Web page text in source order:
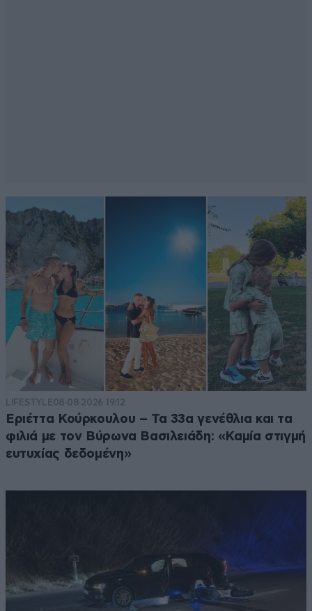
LIFESTYLE08·08·2026 19:12
Εριέττα Κούρκουλου – Τα 33α γενέθλια και τα
φιλιά με τον Βύρωνα Βασιλειάδη: «Καμία στιγμή
ευτυχίας δεδομένη»